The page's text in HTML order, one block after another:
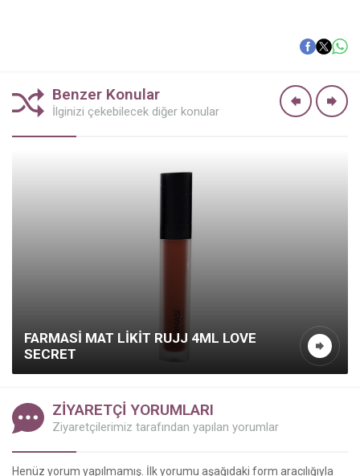
Benzer Konular
İlginizi çekebilecek diğer konular
FARMASI MAT LIKIT RUJJ 4ML LOVE
SECRET
ZİYARETÇİ YORUMLARI
Ziyaretçilerimiz tarafından yapılan yorumlar
Henüz yorum yapılmamış. İlk yorumu aşağıdaki form aracılığıyla